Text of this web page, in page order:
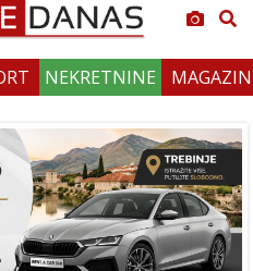
NEKRETNINE